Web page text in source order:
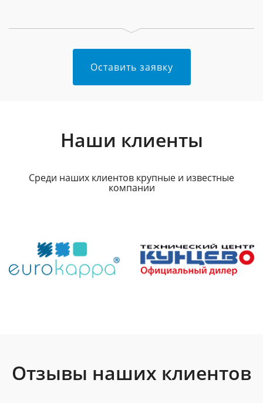
Оставить заявку
Наши клиенты
Среди наших клиентов крупные и известные
компании
Отзывы наших клиентов